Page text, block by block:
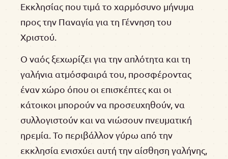
Εκκλησίας που τιμά το χαρμόσυνο μήνυμα
προς την Παναγία για τη Γέννηση του
Χριστού.
Ο ναός ξεχωρίζει για την απλότητα και τη
γαλήνια ατμόσφαιρά του, προσφέροντας
έναν χώρο όπου οι επισκέπτες και οι
κάτοικοι μπορούν να προσευχηθούν, να
συλλογιστούν και να νιώσουν πνευματική
ηρεμία. Το περιβάλλον γύρω από την
εκκλησία ενισχύει αυτή την αίσθηση γαλήνης,